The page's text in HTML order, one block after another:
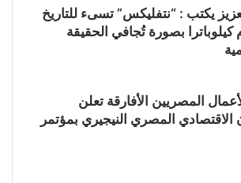
يكتب : “نتفليكس” تسىء للتاريخ
بصورة تُجافي الحقيقة
المصريين الأفارقة تعلن
الاقتصادي المصري النيجيري بمؤتمر